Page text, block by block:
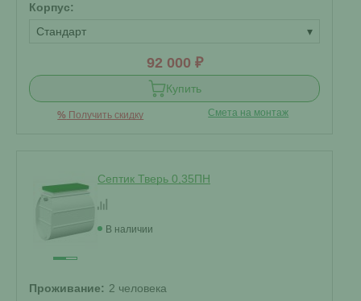
Корпус:
Стандарт
▾
92 000 ₽
Купить
% Получить скидку Смета на монтаж
Септик Тверь 0,35ПН
В наличии
Проживание: 2 человека